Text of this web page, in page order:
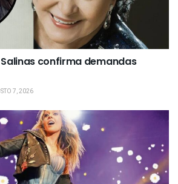
confirma demandas
7, 2026